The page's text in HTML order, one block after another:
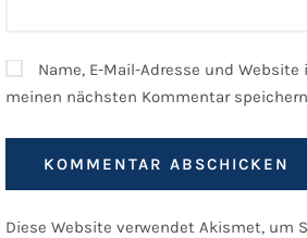
Name, E-Mail-Adresse und
meinen nächsten Kommentar
Diese Website verwendet Akismet, um